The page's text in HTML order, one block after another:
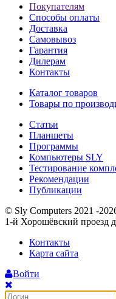
Покупателям
Способы оплаты
Доставка
Самовывоз
Гарантия
Дилерам
Контакты
Каталог товаров
Товары по
Статьи
Планшеты
Программы
Компьютеры SLY
Тестирование
Рекомендации
Публикации
© Sly Computers 2021 -
1-й Хорошёвский проезд
Контакты
Карта сайта
Войти